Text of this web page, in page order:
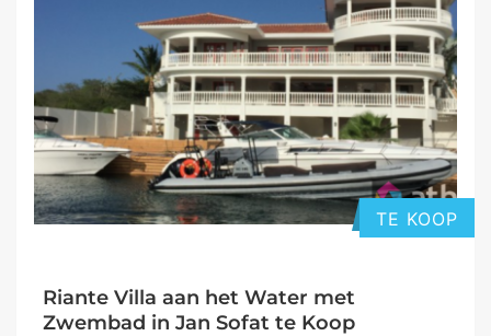
TE KOOP
Riante Villa aan het Water met
Zwembad in Jan Sofat te Koop